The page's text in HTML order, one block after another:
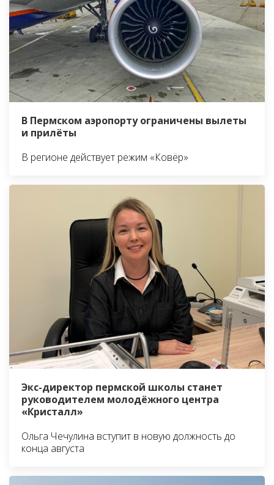
В Пермском аэропорту ограничены вылеты
и прилёты
В регионе действует режим «Ковёр»
Экс-директор пермской школы станет
руководителем молодёжного центра
«Кристалл»
Ольга Чечулина вступит в новую должность до
конца августа